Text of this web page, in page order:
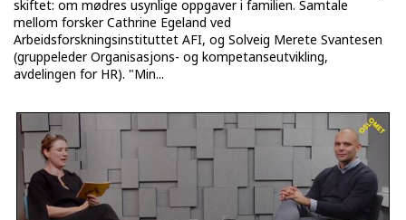
skiftet: om mødres usynlige oppgaver i familien. Samtale
mellom forsker Cathrine Egeland ved
Arbeidsforskningsinstituttet AFI, og Solveig Merete Svantesen
(gruppeleder Organisasjons- og kompetanseutvikling,
avdelingen for HR). "Min...